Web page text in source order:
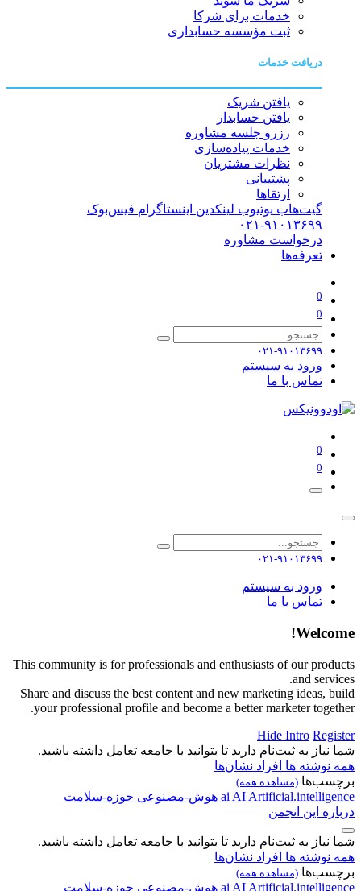
خدمات برای شرکا
ثبت مؤسسه حسابداری
دریافت خدمات
یافتن شریک
یافتن حسابدار
رزرو جلسه مشاوره
خدمات پیاده‌سازی
نظرات مشتریان
پشتیبانی
ارتقاها
گیت‌هاب یوتیوب لینکدین اینستاگرام فیس‌بوک
۰۲۱-۹۱۰۱۳۶۹۹
درخواست مشاوره
تعرفه‌ها
0
0
۰۲۱-۹۱۰۱۳۶۹۹
ورود به سیستم
تماس با ما
0
0
۰۲۱-۹۱۰۱۳۶۹۹
ورود به سیستم
تماس با ما
Welcome!
This community is for professionals and enthusiasts of our products
and services.
Share and discuss the best content and new marketing ideas, build
your professional profile and become a better marketer together.
Hide Intro Register
شما نیاز به ثبت‌نام دارید تا بتوانید با جامعه تعامل داشته باشید.
همه نوشته ها افراد نشان‌ها
برچسب‌ها (مشاهده همه)
ai AI Artificial.intelligence هوش-مصنوعی حوزه-سلامت
درباره این انجمن
شما نیاز به ثبت‌نام دارید تا بتوانید با جامعه تعامل داشته باشید.
همه نوشته ها افراد نشان‌ها
برچسب‌ها (مشاهده همه)
ai AI Artificial.intelligence هوش-مصنوعی حوزه-سلامت